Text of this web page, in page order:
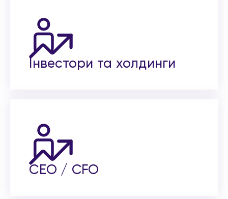
Інвестори та холдинги
CEO / CFO